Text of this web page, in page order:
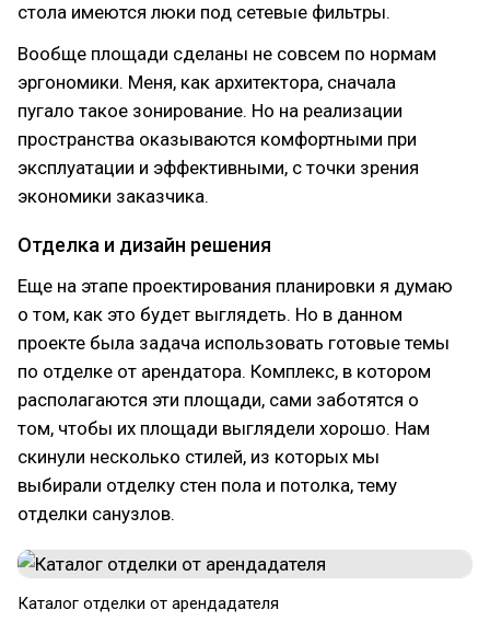
стола имеются люки под сетевые фильтры.
Вообще площади сделаны не совсем по нормам
эргономики. Меня, как архитектора, сначала
пугало такое зонирование. Но на реализации
пространства оказываются комфортными при
эксплуатации и эффективными, с точки зрения
экономики заказчика.
Отделка и дизайн решения
Еще на этапе проектирования планировки я думаю
о том, как это будет выглядеть. Но в данном
проекте была задача использовать готовые темы
по отделке от арендатора. Комплекс, в котором
располагаются эти площади, сами заботятся о
том, чтобы их площади выглядели хорошо. Нам
скинули несколько стилей, из которых мы
выбирали отделку стен пола и потолка, тему
отделки санузлов.
Каталог отделки от арендадателя